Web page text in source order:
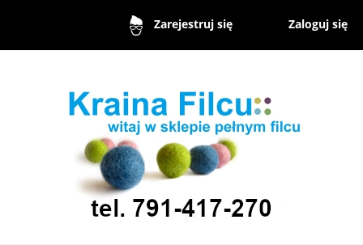
Zarejestruj się Zaloguj się